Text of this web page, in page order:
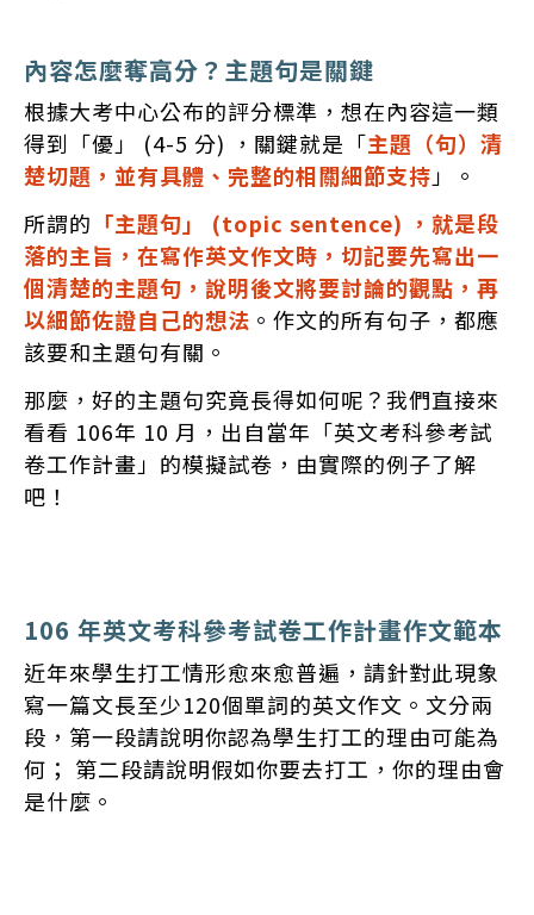
內容怎麼奪高分？主題句是關鍵
根據大考中心公布的評分標準，想在內容這一類
得到「優」 (4-5 分) ，關鍵就是「主題（句）清
楚切題，並有具體、完整的相關細節支持」。
所謂的 「主題句」 (topic sentence) ，就是段
落的主旨，在寫作英文作文時，切記要先寫出一
個清楚的主題句，說明後文將要討論的觀點，再
以細節佐證自己的想法 。作文的所有句子，都應
該要和主題句有關。
那麼，好的主題句究竟長得如何呢？我們直接來
看看 106年 10 月，出自當年「英文考科參考試
卷工作計畫」的模擬試卷，由實際的例子了解
吧！
106 年英文考科參考試卷工作計畫作文範本
近年來學生打工情形愈來愈普遍，請針對此現象
寫一篇文長至少120個單詞的英文作文。文分兩
段，第一段請說明你認為學生打工的理由可能為
何； 第二段請說明假如你要去打工，你的理由會
是什麼。